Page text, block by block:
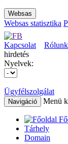
Websas
Websas statisztika
Kapcsolat
Rólunk
hirdetés
Nyelvek:
Ügyfélszolgálat
Navigáció Menü
Tárhely
Domain